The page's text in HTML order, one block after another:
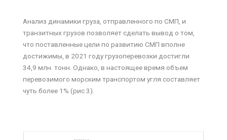
Анализ динамики груза, отправленного по СМП, и
транзитных грузов позволяет сделать вывод о том,
что поставленные цели по развитию СМП вполне
достижимы, в 2021 году грузоперевозки достигли
34,9 млн. тонн. Однако, в настоящее время объем
перевозимого морским транспортом угля составляет
чуть более 1% (рис.3).